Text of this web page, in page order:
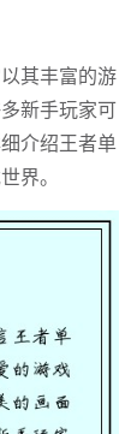
其丰富的游
新手玩家可
介绍王者单
界。